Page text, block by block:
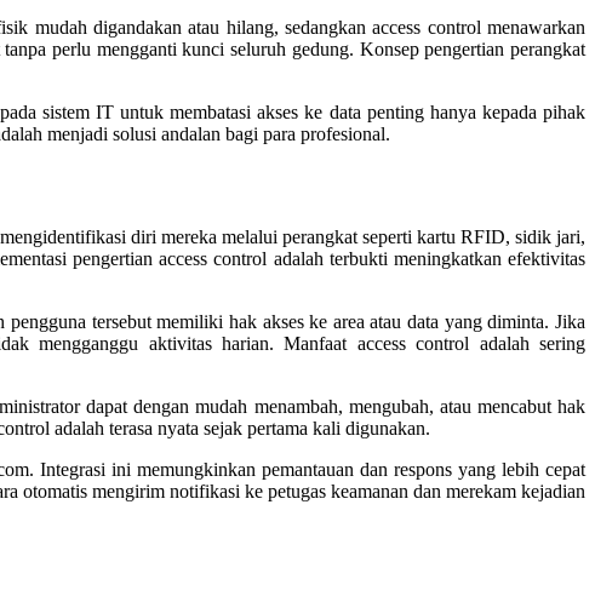
mudah digandakan atau hilang, sedangkan access control menawarkan
perlu mengganti kunci seluruh gedung. Konsep pengertian perangkat
sistem IT untuk membatasi akses ke data penting hanya kepada pihak
menjadi solusi andalan bagi para profesional.
diri mereka melalui perangkat seperti kartu RFID, sidik jari,
pengertian access control adalah terbukti meningkatkan efektivitas
tersebut memiliki hak akses ke area atau data yang diminta. Jika
mengganggu aktivitas harian. Manfaat access control adalah sering
dapat dengan mudah menambah, mengubah, atau mencabut hak
adalah terasa nyata sejak pertama kali digunakan.
Integrasi ini memungkinkan pemantauan dan respons yang lebih cepat
otomatis mengirim notifikasi ke petugas keamanan dan merekam kejadian